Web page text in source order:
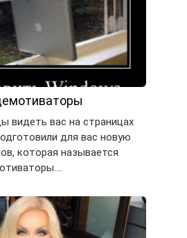
видеть вас на страницах
для вас новую
которая называется